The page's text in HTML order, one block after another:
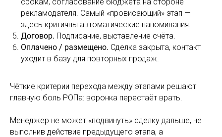
рекламодателя. Самый «провисающий» этап —
здесь критичны автоматические напоминания.
Договор. Подписание, выставление счёта.
Оплачено / размещено. Сделка закрыта, контакт
уходит в базу для повторных продаж.
Чёткие критерии перехода между этапами решают
главную боль РОПа: воронка перестаёт врать.
Менеджер не может «подвинуть» сделку дальше, не
выполнив действие предыдущего этапа, а